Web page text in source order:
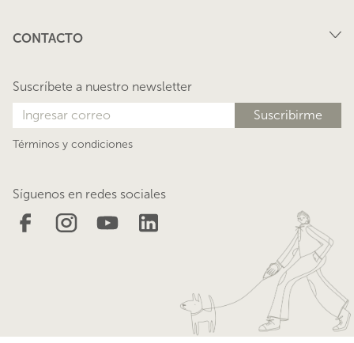
Nosotros
Blog
CONTACTO
Suscríbete a nuestro newsletter
Términos y condiciones
Síguenos en redes sociales